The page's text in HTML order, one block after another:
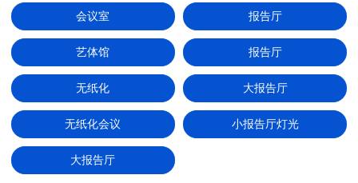
防溺水解决方案
多媒体音视频会议系统方案设计
多功能报告厅解决方案
吊麦扩声解决方案
党建视频会议应用方案
大礼堂（含会议扩声分布式远程视频LED屏舞台灯光）
会议室 报告厅
艺体馆 报告厅
无纸化 大报告厅
无纸化会议 小报告厅灯光
大报告厅